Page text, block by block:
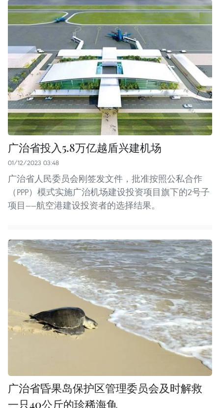
广治省投入5.8万亿越盾兴建机场
01/12/2023 03:48
广治省人民委员会刚签发文件，批准按照公私合作
（PPP）模式实施广治机场建设投资项目旗下的2号子
项目——航空港建设投资者的选择结果。
广治省昏果岛保护区管理委员会及时解救
一只40公斤的珍稀海龟